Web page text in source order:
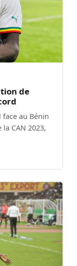
de
au Bénin
CAN 2023,